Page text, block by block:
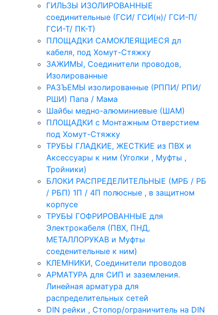
ГИЛЬЗЫ ИЗОЛИРОВАННЫЕ
соединительные (ГСИ/ ГСИ(н)/ ГСИ-П/
ГСИ-Т/ ПК-Т)
ПЛОЩАДКИ САМОКЛЕЯЩИЕСЯ дл
кабеля, под Хомут-Стяжку
ЗАЖИМЫ, Соединители проводов,
Изолированные
РАЗЪЕМЫ изолированные (РППИ/ РПИ/
РШИ) Папа / Мама
Шайбы медно-алюминиевые (ШАМ)
ПЛОЩАДКИ с Монтажным Отверстием
под Хомут-Стяжку
ТРУБЫ ГЛАДКИЕ, ЖЕСТКИЕ из ПВХ и
Аксессуары к ним (Уголки , Муфты ,
Тройники)
БЛОКИ РАСПРЕДЕЛИТЕЛЬНЫЕ (МРБ / РБ
/ РБП) 1П / 4П полюсные , в защитном
корпусе
ТРУБЫ ГОФРИРОВАННЫЕ для
Электрокабеля (ПВХ, ПНД,
МЕТАЛЛОРУКАВ и Муфты
соеденительные к ним)
КЛЕМНИКИ, Соединители проводов
АРМАТУРА для СИП и заземления.
Линейная арматура для
распределительных сетей
DIN рейки , Стопор/ограничитель на DIN